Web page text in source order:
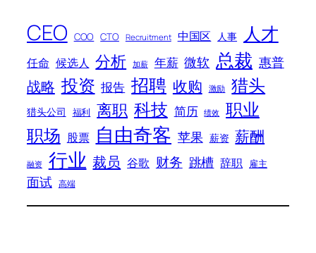
CEO COO CTO Recruitment 中国区 人事 人才
任命 候选人 分析 加薪 年薪 微软 总裁 惠普
战略 投资 报告 招聘 收购 激励 猎头
猎头公司 福利 离职 科技 简历 绩效 职业
职场 股票 自由奇客 苹果 薪资 薪酬
融资 行业 裁员 谷歌 财务 跳槽 辞职 雇主
面试 高端